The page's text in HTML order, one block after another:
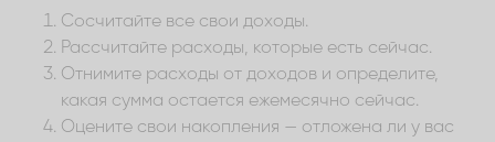
Сосчитайте все свои доходы.
Рассчитайте расходы, которые есть сейчас.
Отнимите расходы от доходов и определите,
какая сумма остается ежемесячно сейчас.
Оцените свои накопления — отложена ли у вас